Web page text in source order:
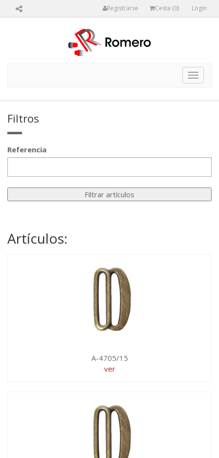
Registrarse Cesta (0) Login
Toggle
Filtros
Referencia
Artículos:
A-4705/15
ver